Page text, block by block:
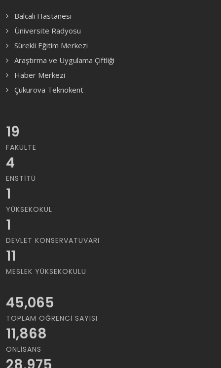
Balcalı Hastanesi
Üniversite Radyosu
Sürekli Eğitim Merkezi
Araştırma ve Uygulama Çiftliği
Haber Merkezi
Çukurova Teknokent
19
FAKÜLTE
4
ENSTITÜ
1
YÜKSEKOKUL
1
DEVLET KONSERVATUVARI
11
MESLEK YÜKSEKOKULU
45,065
TOPLAM ÖĞRENCI SAYISI
11,868
ÖNLISANS